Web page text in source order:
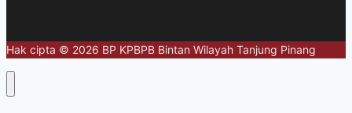
Hak cipta © 2026 BP KPBPB Bintan Wilayah Tanjung Pinang